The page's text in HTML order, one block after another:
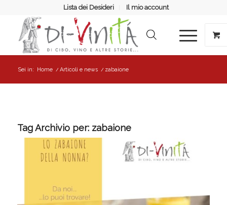
Lista dei Desideri Il mio account
Sei in: Home / Articoli e news / zabaione
Tag Archivio per: zabaione